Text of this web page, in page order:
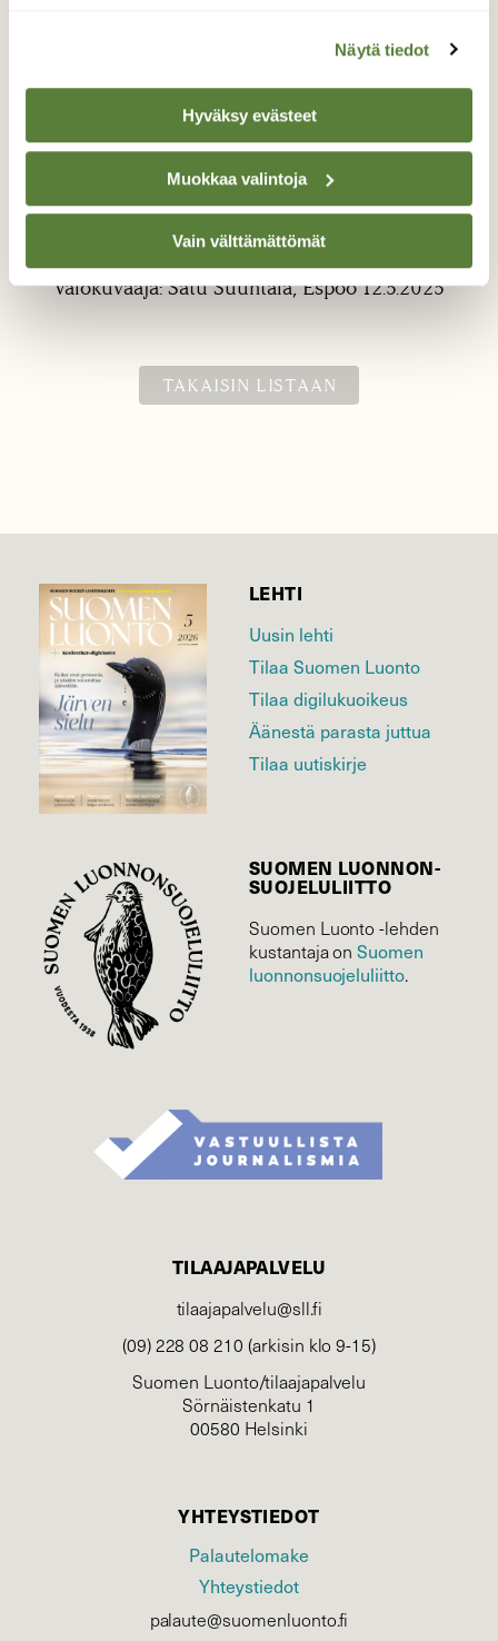
Näytä tiedot
Hyväksy evästeet
Muokkaa valintoja
Vain välttämättömät
Korvasieni
Vielä pieni
Valokuvaaja: Satu Suuntala, Espoo 12.5.2025
TAKAISIN LISTAAN
LEHTI
Uusin lehti
Tilaa Suomen Luonto
Tilaa digilukuoikeus
Äänestä parasta juttua
Tilaa uutiskirje
SUOMEN LUONNON­
SUOJELU­LIITTO
Suomen Luonto -lehden
kustantaja onSuomen
luonnonsuojelu­liitto.
TILAAJAPALVELU
tilaajapalvelu@sll.fi
(09) 228 08 210 (arkisin klo 9-15)
Suomen Luonto/tilaajapalvelu
Sörnäistenkatu 1
00580 Helsinki
YHTEYSTIEDOT
Palautelomake
Yhteystiedot
palaute@suomenluonto.fi